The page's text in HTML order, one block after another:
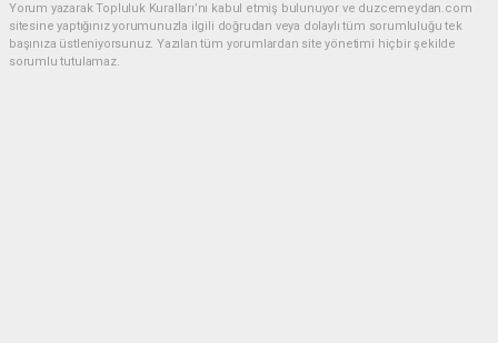
Yorum yazarak Topluluk Kuralları’nı kabul etmiş bulunuyor ve duzcemeydan.com
sitesine yaptığınız yorumunuzla ilgili doğrudan veya dolaylı tüm sorumluluğu tek
başınıza üstleniyorsunuz. Yazılan tüm yorumlardan site yönetimi hiçbir şekilde
sorumlu tutulamaz.